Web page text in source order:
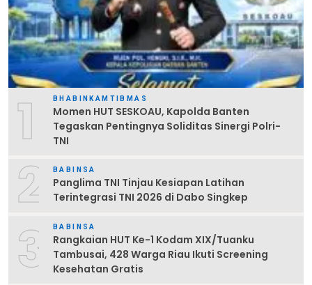
1 BHABINKAMTIBMAS
Momen HUT SESKOAU, Kapolda Banten
Tegaskan Pentingnya Soliditas Sinergi Polri-
TNI
2 BABINSA
Panglima TNI Tinjau Kesiapan Latihan
Terintegrasi TNI 2026 di Dabo Singkep
3 BABINSA
Rangkaian HUT Ke-1 Kodam XIX/Tuanku
Tambusai, 428 Warga Riau Ikuti Screening
Kesehatan Gratis